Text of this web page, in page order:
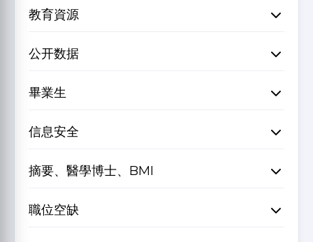
教育資源
公开数据
畢業生
信息安全
摘要、醫學博士、BMI
職位空缺